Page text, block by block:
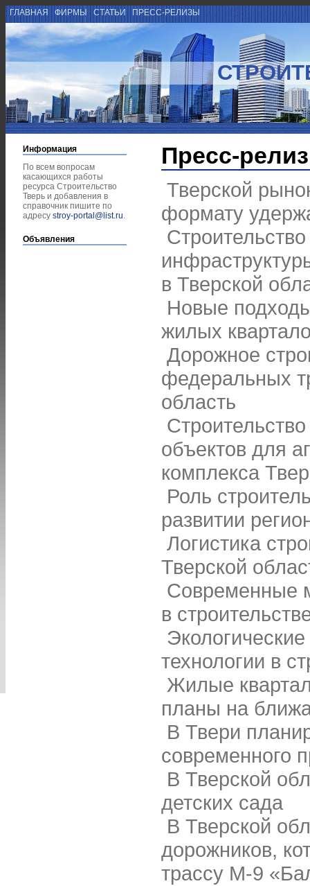
ГЛАВНАЯ ФИРМЫ СТАТЬИ ПРЕСС-РЕЛИЗЫ
Информация
По всем вопросам
касающихся работы
ресурса Строительство
Тверь и добавления в
справочник пишите по
адресу stroy-portal@list.ru.
Объявления
Пресс-
Тверской
формату
в Тверской
Новые
жилых
Дорожное
федеральных
область
объектов для
комплекса
Роль
развитии
Логистика
Тверской
Современные
в
технологии в
Жилые
планы на
В Твери
современного
В Тверской
детских сада
В Тверской
дорожников,
трассу М-9